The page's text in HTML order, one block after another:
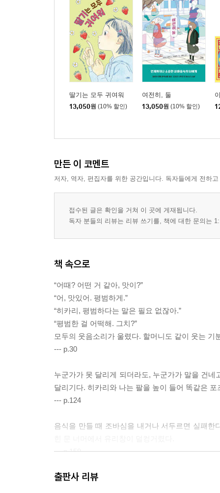
딸기는 모두 귀여워
13,050원 (10% 할인)
여전히, 둘
13,050원 (10% 할인)
만든 이 코멘트
저자, 역자, 편집자를 위한 공간입니다. 독자들에게 전하
접수된 글은 확인을 거쳐 이 곳에 게재됩니다.
독자 분들의 리뷰는 리뷰 쓰기를, 책에 대한 문의는
책 속으로
“어때? 어떤 거 같아, 맛이?”
“어, 맛있어. 평범하게.”
“히카리, 평범하다는 말은 필요 없잖아.”
“평범한 걸 어떡해. 그치?”
모두의 웃음소리가 울렸다. 할머니도 같이 웃는 기
--- p.30
누군가가 못 달리게 되더라도, 누군가가 말을 건
달리기다. 히카리와 나는 팔을 높이 들어 똑같은
--- p.124
음식을 만들 때 조바심을 내거나 서두르면 실패
--- p.159
“그래. 일단 건강한 어른이 되기 위해서 만들고 먹는
출판사 리뷰